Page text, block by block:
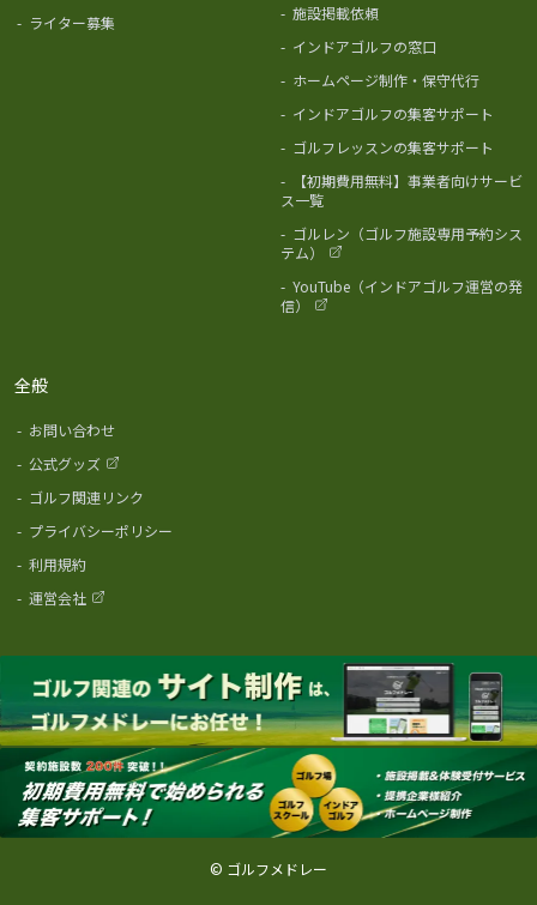
- ライター募集 - 施設掲載依頼
- インドアゴルフの窓口
- ホームページ制作・保守代行
- インドアゴルフの集客サポート
- ゴルフレッスンの集客サポート
-
【初期費用無料】事業者向けサービ
ス一覧
- ゴルレン（ゴルフ施設専用予約シス
テム）
- YouTube（インドアゴルフ運営の発
信）
全般
- お問い合わせ
- 公式グッズ
- ゴルフ関連リンク
- プライバシーポリシー
- 利用規約
- 運営会社
© ゴルフメドレー